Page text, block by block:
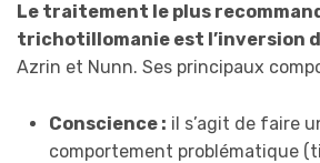
Le traitement le plus
trichotillomanie est l’inversion
Azrin et Nunn. Ses principaux
Conscience : il s’agit de faire
comportement problématique